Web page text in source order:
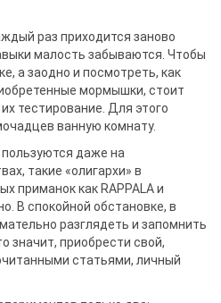
раз приходится заново
малость забываются. Чтобы
а заодно и посмотреть, как
мормышки, стоит
тестирование. Для этого
ванную комнату.
даже на
такие «олигархи» в
приманок как RAPPALA и
В спокойной обстановке, в
разглядеть и запомнить
значит, приобрести свой,
статьями, личный